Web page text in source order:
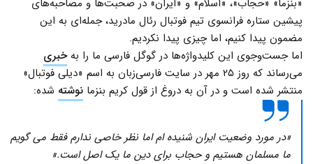
«بنزما» «حجاب»، «اسلام» و «ایران» در صحبت‌ها و مصاحبه‌های
پیشین ستاره فرانسوی تیم فوتبال رئال مادرید، جمله‌ای به این
مضمون پیدا کنیم، اما چیزی پیدا نکردیم.
اما جست‌وجوی این کلیدواژه‌ها در گوگل فارسی ما را بهخبری
می‌رساند که روز ۲۵ مهر در سایت فارسی‌زبان به اسم «دیلی فوتبال»
منتشر شده است و در آن به دروغ از قول کریم بنزما نوشته شده:
«در مورد وضعیت ایران شنیده ام اما نظر خاصی ندارم فقط می گویم
ما مسلمان هستیم و حجاب برای دین ما یک اصل است.»